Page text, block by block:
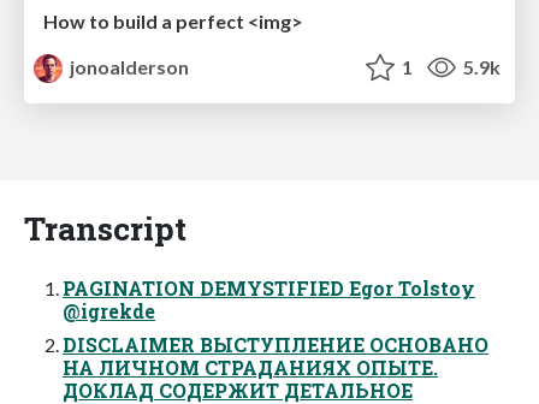
How to build a perfect <img>
jonoalderson
1 5.9k
Transcript
PAGINATION DEMYSTIFIED Egor Tolstoy
@igrekde
DISCLAIMER ВЫСТУПЛЕНИЕ ОСНОВАНО
НА ЛИЧНОМ СТРАДАНИЯХ ОПЫТЕ.
ДОКЛАД СОДЕРЖИТ ДЕТАЛЬНОЕ